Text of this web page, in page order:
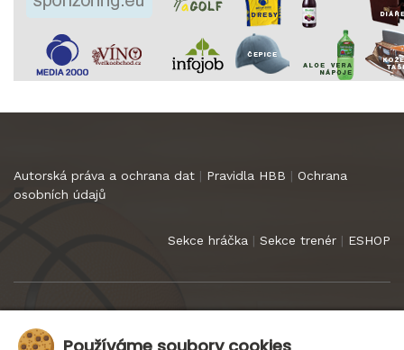
Autorská práva a ochrana dat | Pravidla HBB | Ochrana
osobních údajů
Sekce hráčka | Sekce trenér | ESHOP